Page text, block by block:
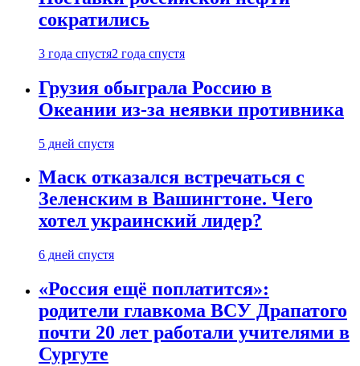
сократились
3 года спустя2 года спустя
Грузия обыграла Россию в
Океании из-за неявки противника
5 дней спустя
Маск отказался встречаться с
Зеленским в Вашингтоне. Чего
хотел украинский лидер?
6 дней спустя
«Россия ещё поплатится»:
родители главкома ВСУ Драпатого
почти 20 лет работали учителями в
Сургуте